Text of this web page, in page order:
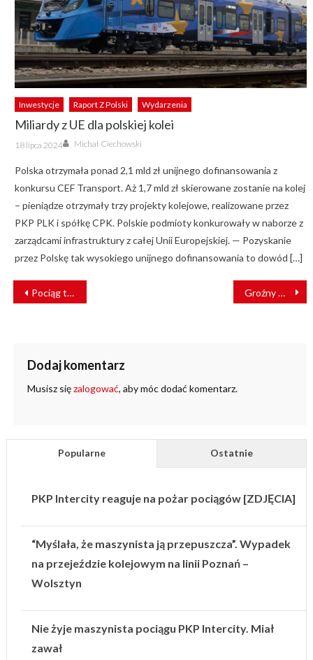
Inwestycje Raport Z Polski Wydarzenia
Miliardy z UE dla polskiej kolei
Posted
on
18 lipca 2024 Author
Michał Ciechowski
Polska otrzymała ponad 2,1 mld zł unijnego dofinansowania z
konkursu CEF Transport. Aż 1,7 mld zł skierowane zostanie na kolej
– pieniądze otrzymały trzy projekty kolejowe, realizowane przez
PKP PLK i spółkę CPK. Polskie podmioty konkurowały w naborze z
zarządcami infrastruktury z całej Unii Europejskiej. — Pozyskanie
przez Polskę tak wysokiego unijnego dofinansowania to dowód […]
NAWIGACJA
WPISU
Pociąg towarowy zderzył się z ciężarówką wiozącą śmigło turbiny wiatrowej [FILM] Groźny wypadek na warszawskich torach. Mężczyzna wtargnął pod pociąg
Dodaj komentarz
Musisz sięzalogować, aby móc dodać komentarz.
Popularne Ostatnie
PKP Intercity reaguje na pożar pociągów [ZDJĘCIA]
“Myślała, że maszynista ją przepuszcza”. Wypadek
na przejeździe kolejowym na linii Poznań –
Wolsztyn
Nie żyje maszynista pociągu PKP Intercity. Miał
zawał